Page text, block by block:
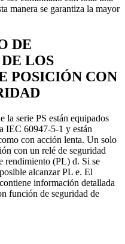
manera se garantiza la mayor
DE
LOS
POSICIÓN CON
la serie PS están equipados
IEC 60947-5-1 y están
con acción lenta. Un solo
con un relé de seguridad
rendimiento (PL) d. Si se
alcanzar PL e. El
información detallada
función de seguridad de